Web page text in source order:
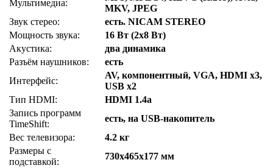
Мультимедиа:
MKV, JPEG
Звук стерео:
есть. NICAM STEREO
Мощность звука:
16 Вт (2х8 Вт)
Акустика:
два динамика
Разъём наушников:
есть
Интерфейс:
AV, компонентный, VGA, HDMI x3,
USB x2
Тип HDMI:
HDMI 1.4a
Запись программ
TimeShift:
есть, на USB-накопитель
Вес телевизора:
4.2 кг
Размеры с
подставкой:
730x465x177 мм